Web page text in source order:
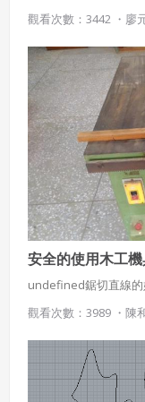
當大風一來，寶特瓶
量。
觀看次數：3442 ・ 廖
安全的使用木工
undefined鋸切直線
觀看次數：3989 ・ 陳